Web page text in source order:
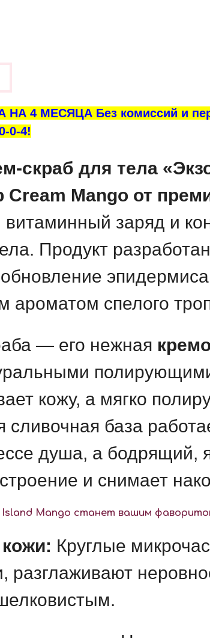
НА 4 МЕСЯЦА Без комиссий и
0-4!
для тела
Mango от
заряд и
Продукт
ароматом спелого
— его нежная
кожу, а мягко
база
душа, а бодрящий,
и снимает
Mango станет вашим
Круглые
разглаживают